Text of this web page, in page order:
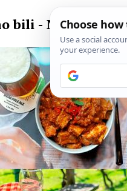
bili - NIJE